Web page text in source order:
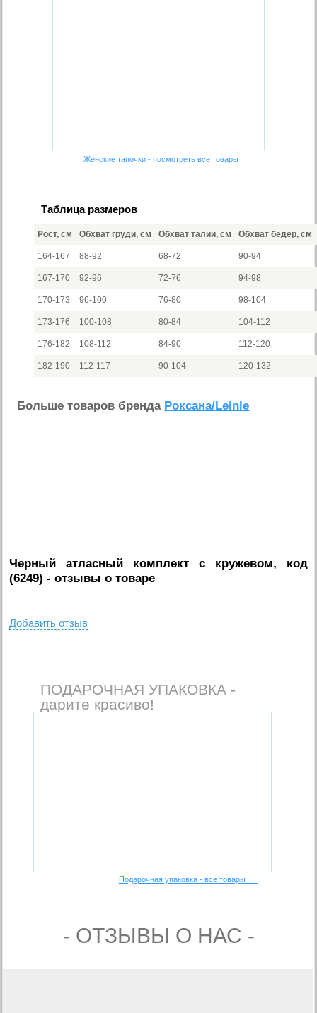
Женские тапочки - посмотреть все товары →
Таблица размеров
Рост, см Обхват груди, см Обхват талии, см Обхват бедер, см
164-167 88-92 68-72 90-94
167-170 92-96 72-76 94-98
170-173 96-100 76-80 98-104
173-176 100-108 80-84 104-112
176-182 108-112 84-90 112-120
182-190 112-117 90-104 120-132
Больше товаров бренда Роксана/Leinle
Черный атласный комплект с кружевом, код
(6249) - отзывы о товаре
Добавить отзыв
ПОДАРОЧНАЯ УПАКОВКА -
дарите красиво!
Подарочная упаковка - все товары →
- ОТЗЫВЫ О НАС -